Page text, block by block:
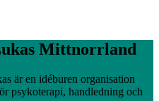
Mittnorrland
är en idéburen organisation
psykoterapi, handledning och